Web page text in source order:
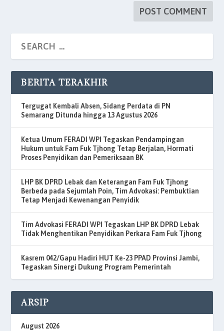
BERITA TERAKHIR
Tergugat Kembali Absen, Sidang Perdata di PN
Semarang Ditunda hingga 13 Agustus 2026
Ketua Umum FERADI WPI Tegaskan Pendampingan
Hukum untuk Fam Fuk Tjhong Tetap Berjalan, Hormati
Proses Penyidikan dan Pemeriksaan BK
LHP BK DPRD Lebak dan Keterangan Fam Fuk Tjhong
Berbeda pada Sejumlah Poin, Tim Advokasi: Pembuktian
Tetap Menjadi Kewenangan Penyidik
Tim Advokasi FERADI WPI Tegaskan LHP BK DPRD Lebak
Tidak Menghentikan Penyidikan Perkara Fam Fuk Tjhong
Kasrem 042/Gapu Hadiri HUT Ke-23 PPAD Provinsi Jambi,
Tegaskan Sinergi Dukung Program Pemerintah
ARSIP
August 2026